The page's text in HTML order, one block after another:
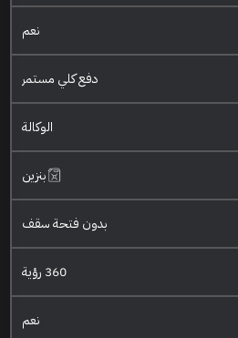
نعم
دفع كلي مستمر
الوكالة
بنزين
بدون فتحة سقف
360 رؤية
نعم